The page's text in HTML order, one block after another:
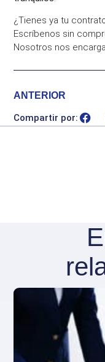
¿Tienes ya tu
Escríbenos sin
Nosotros nos
ANTERIOR
Compartir por: